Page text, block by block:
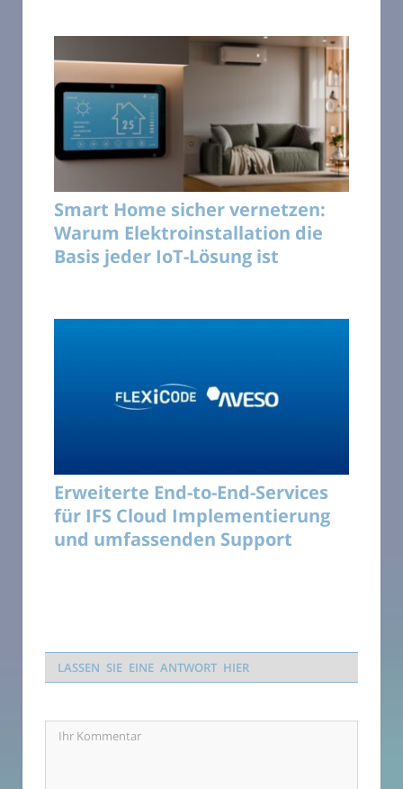
Smart Home sicher vernetzen:
Warum Elektroinstallation die
Basis jeder IoT-Lösung ist
Erweiterte End-to-End-Services
für IFS Cloud Implementierung
und umfassenden Support
LASSEN SIE EINE ANTWORT HIER